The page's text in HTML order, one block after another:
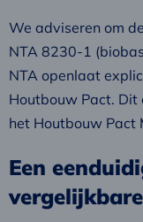
We adviseren om
NTA 8230-1
NTA openlaat
Houtbouw Pact. Dit
het Houtbouw Pact
Een